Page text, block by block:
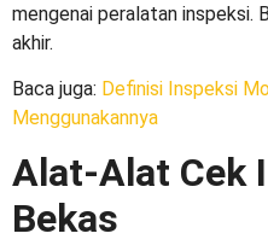
mengenai peralatan inspeksi.
akhir.
Baca juga: Definisi Inspeksi
Menggunakannya
Alat-Alat Cek
Bekas